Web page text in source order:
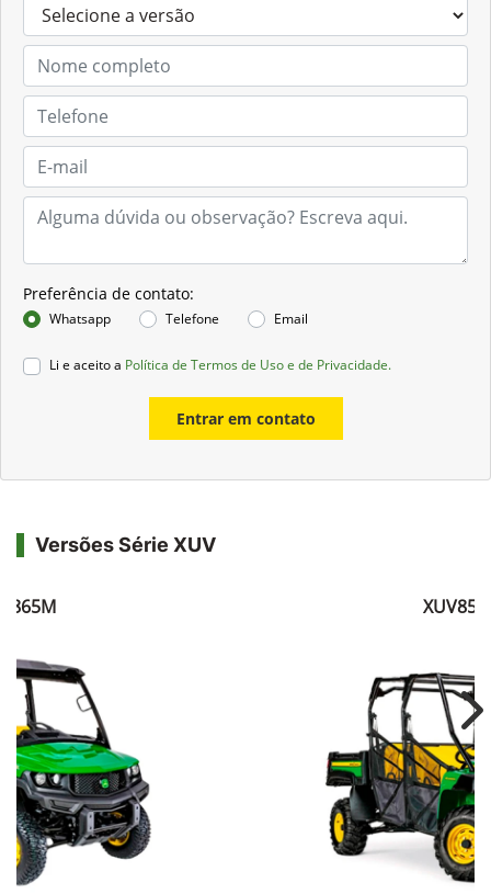
Preferência de contato:
Whatsapp Telefone Email
Li e aceito a Política de Termos de Uso e de Privacidade.
Entrar em contato
Versões Série XUV